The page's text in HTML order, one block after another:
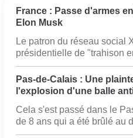
France : Passe d'armes
Elon Musk
Le patron du réseau social
présidentielle de "trahison
Pas-de-Calais : Une
l'explosion d'une balle
Cela s'est passé dans le
de 8 ans qui a été brûlé au